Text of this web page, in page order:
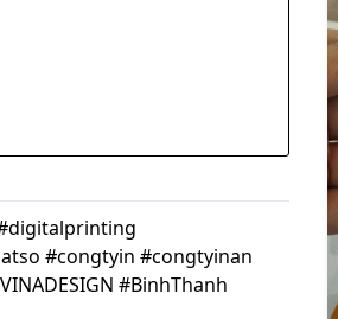
#congtyin #congtyinan
#BinhThanh